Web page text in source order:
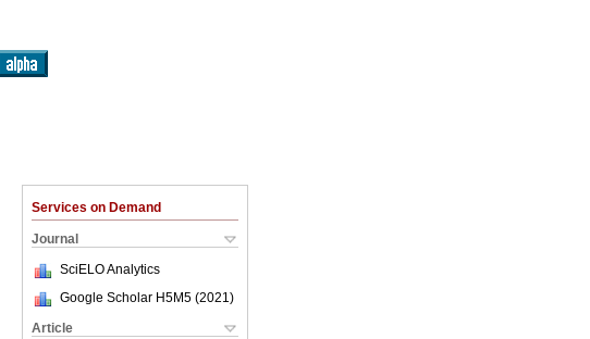
Services on Demand
Journal
SciELO Analytics
Google Scholar H5M5 (2021 )
Article